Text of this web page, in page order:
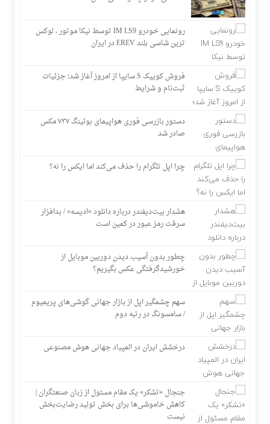
رونمایی خودرو IM LS9 توسط نیکا موتور ، لوکس
ترین شاسی بلند EREV در ایران
فروش کوییک S سایپا از امروز آغاز شد؛ جزئیات
ثبت‌نام و شرایط
دستور بازرسی فوری هواپیمای بوئینگ ۷۳۷ مکس
صادر شد
چرا اپل تلگرام را حذف می‌کند اما ایکس را نه؟
هشدار بیت‌دیفندر درباره دانلود «ادیسه» / بدافزار
سرقت رمز عبور در کمین است
چطور بدون آسیب دیدن دوربین موبایل از
خورشیدگرفتگی عکس بگیریم؟
سهم چشمگیر اپل از بازار جهانی گوشی‌های پریمیوم
/ سامسونگ در رتبه دوم
درخشش ایران در المپیاد جهانی هوش مصنوعی
جنجال «تشکر» یک مقام مسئول از زبان صنعتگران |
کاهش خاموشی‌ها برای بخش تولید رضایت‌بخش
نیست